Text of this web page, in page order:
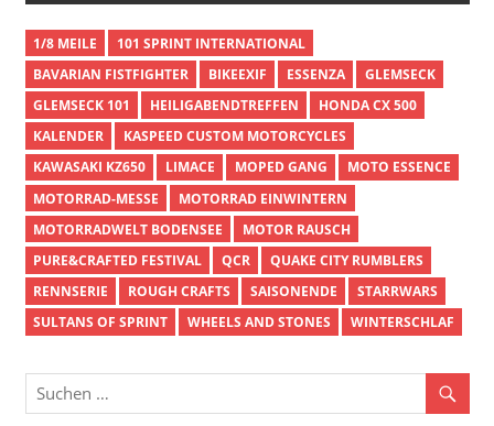
1/8 MEILE
101 SPRINT INTERNATIONAL
BAVARIAN FISTFIGHTER
BIKEEXIF ESSENZA
GLEMSECK
GLEMSECK 101
HEILIGABENDTREFFEN
HONDA CX 500
KALENDER
KASPEED CUSTOM MOTORCYCLES
KAWASAKI KZ650
LIMACE MOPED GANG
MOTO ESSENCE
MOTORRAD-MESSE
MOTORRAD EINWINTERN
MOTORRADWELT BODENSEE
MOTOR RAUSCH
PURE&CRAFTED FESTIVAL
QCR
QUAKE CITY RUMBLERS
RENNSERIE
ROUGH CRAFTS SAISONENDE
STARRWARS
SULTANS OF SPRINT
WHEELS AND STONES WINTERSCHLAF